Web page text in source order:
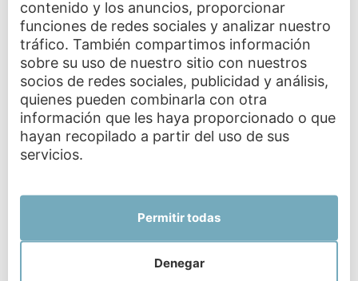
La comida no le gusta.La alimentación a
veces puede resultar desesperante porque
tienen fases en las que no quiere probar la
comida y se enfada.
No es capaz de hacerse entender.Sobre
todo, cuando todavía son muy pequeños y su
estar tan entretenidos que se les pasa por
contenido y los anuncios, proporcionar
funciones de redes sociales y analizar nuestro
tráfico. También compartimos información
sobre su uso de nuestro sitio con nuestros
socios de redes sociales, publicidad y análisis,
quienes pueden combinarla con otra
información que les haya proporcionado o que
hayan recopilado a partir del uso de sus
servicios.
Denegar
Permitir todas